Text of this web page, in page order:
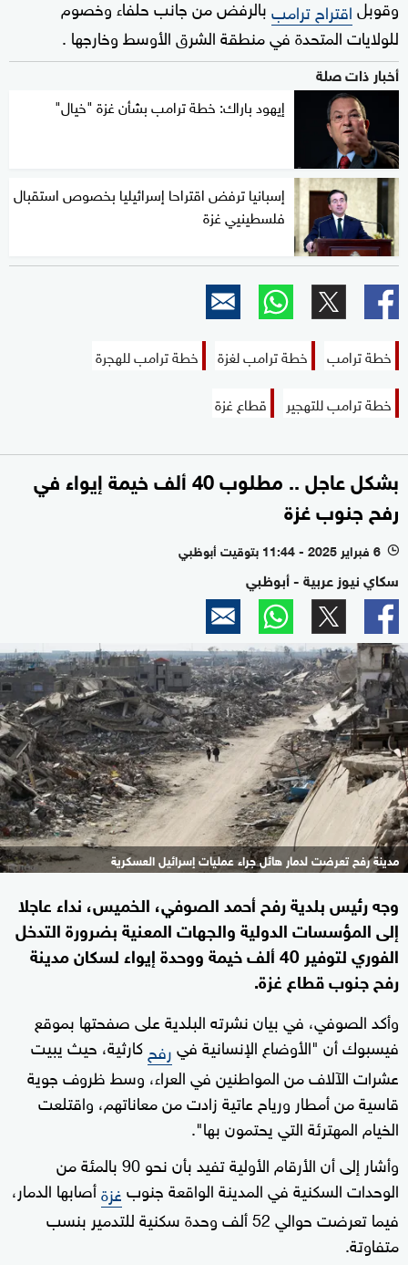
وقوبلاقتراح ترامببالرفض من جانب حلفاء وخصوم
للولايات المتحدة في منطقة الشرق الأوسط وخارجها .
أخبار ذات صلة
إيهود باراك: خطة ترامب بشأن غزة "خيال"
إسبانيا ترفض اقتراحا إسرائيليا بخصوص استقبال
فلسطينيي غزة
خطة ترامب خطة ترامب لغزة
خطة ترامب للهجرة
خطة ترامب للتهجير
قطاع غزة
بشكل عاجل .. مطلوب 40 ألف خيمة إيواء في
رفح جنوب غزة
l 6 فبراير 2025 - 11:44 بتوقيت أبوظبي
سكاي نيوز عربية - أبوظبي
مدينة رفح تعرضت لدمار هائل جراء عمليات إسرائيل العسكرية
وجه رئيس بلدية رفح أحمد الصوفي، الخميس، نداء عاجلا
إلى المؤسسات الدولية والجهات المعنية بضرورة التدخل
الفوري لتوفير 40 ألف خيمة ووحدة إيواء لسكان مدينة
رفح جنوب قطاع غزة.
وأكد الصوفي، في بيان نشرته البلدية على صفحتها بموقع
فيسبوك أن "الأوضاع الإنسانية فيرفحكارثية، حيث يبيت
عشرات الآلاف من المواطنين في العراء، وسط ظروف جوية
قاسية من أمطار ورياح عاتية زادت من معاناتهم، واقتلعت
الخيام المهترئة التي يحتمون بها".
وأشار إلى أن الأرقام الأولية تفيد بأن نحو 90 بالمئة من
الوحدات السكنية في المدينة الواقعة جنوبغزةأصابها الدمار،
فيما تعرضت حوالي 52 ألف وحدة سكنية للتدمير بنسب
متفاوتة.